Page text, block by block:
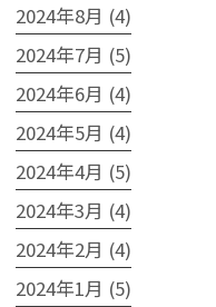
2024年8月 (4)
2024年7月 (5)
2024年6月 (4)
2024年5月 (4)
2024年4月 (5)
2024年3月 (4)
2024年2月 (4)
2024年1月 (5)